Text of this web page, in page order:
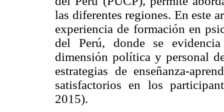
las diferentes regiones. En este
experiencia de formación en
del Perú, donde se
dimensión política y personal
estrategias de enseñanza-
satisfactorios en los
2015).